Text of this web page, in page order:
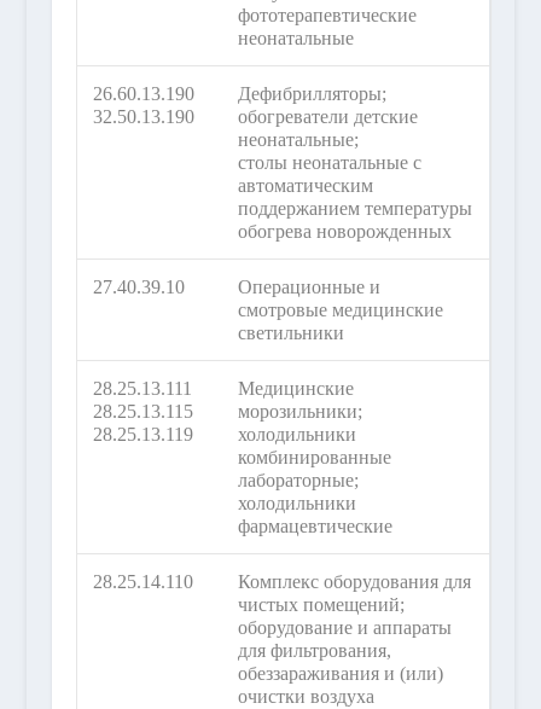
фототерапевтические
неонатальные
26.60.13.190
32.50.13.190
Дефибрилляторы;
обогреватели детские
неонатальные;
столы неонатальные с
автоматическим
поддержанием температуры
обогрева новорожденных
27.40.39.10
Операционные и
смотровые медицинские
светильники
28.25.13.111
28.25.13.115
28.25.13.119
Медицинские
морозильники;
холодильники
комбинированные
лабораторные;
холодильники
фармацевтические
28.25.14.110
Комплекс оборудования для
чистых помещений;
оборудование и аппараты
для фильтрования,
обеззараживания и (или)
очистки воздуха